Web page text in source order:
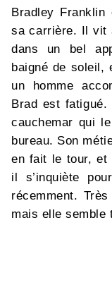
Bradley
sa carrière. Il vit
dans un bel
baigné de soleil,
un homme
Brad est
cauchemar qui
bureau. Son
en fait le tour, et
il s’inquiète
récemment.
mais elle